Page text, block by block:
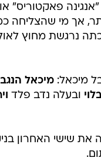
פאקטוריס"
אך מי שהצליחה
נרגשת מחוץ
מיכאל: מיכאל
ובעלה נדב פלד
את שישי האחרון